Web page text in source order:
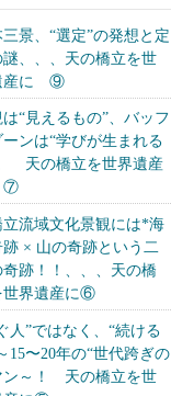
三景、“選定”の発想と定
謎、、、天の橋立を世
産に ⑨
“見えるもの”、バッフ
ーンは“学びが生まれる
天の橋立を世界遺産
⑦
立流域文化景観には*海
× 山の奇跡という二
奇跡！！、、、天の橋
世界遺産に⑥
人”ではなく、“続ける
15〜20年の“世代跨ぎの
ン～！ 天の橋立を世